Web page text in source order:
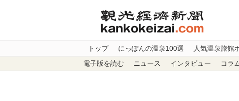
トップ にっぽんの温泉100選 人気温泉旅館
電子版を読む ニュース インタビュー コラ